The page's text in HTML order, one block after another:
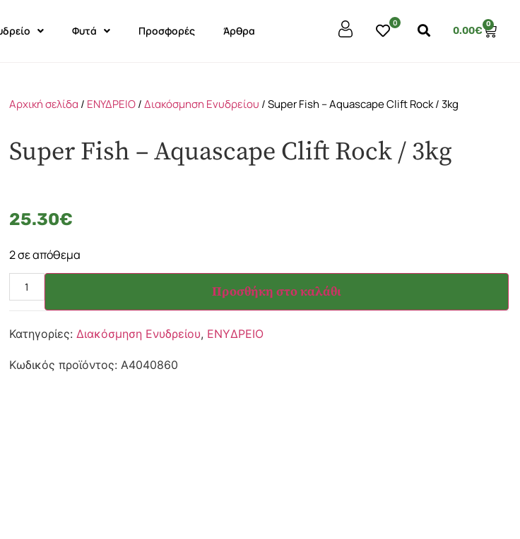
Φυτά Προσφορές Άρθρα
0
0.00€
0
Αρχική σελίδα / ΕΝΥΔΡΕΙΟ/Διακόσμηση Ενυδρείου / Super Fish – Aquascape Clift Rock / 3kg
Super Fish – Aquascape Clift Rock / 3kg
25.30€
2 σε απόθεμα
Προσθήκη στο καλάθι
Κατηγορίες: Διακόσμηση Ενυδρείου, ΕΝΥΔΡΕΙΟ
Κωδικός προϊόντος: A4040860